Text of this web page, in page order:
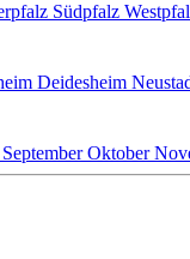
Südpfalz
Deidesheim
SeptemberOktober